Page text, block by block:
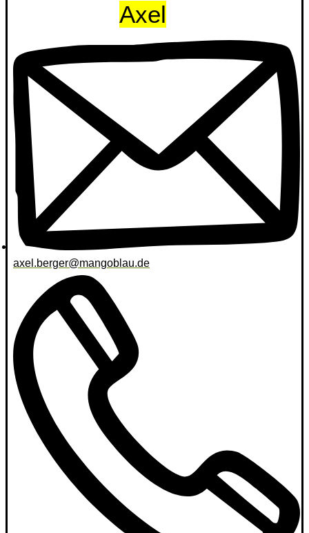
Axel
axel.berger@mangoblau.de